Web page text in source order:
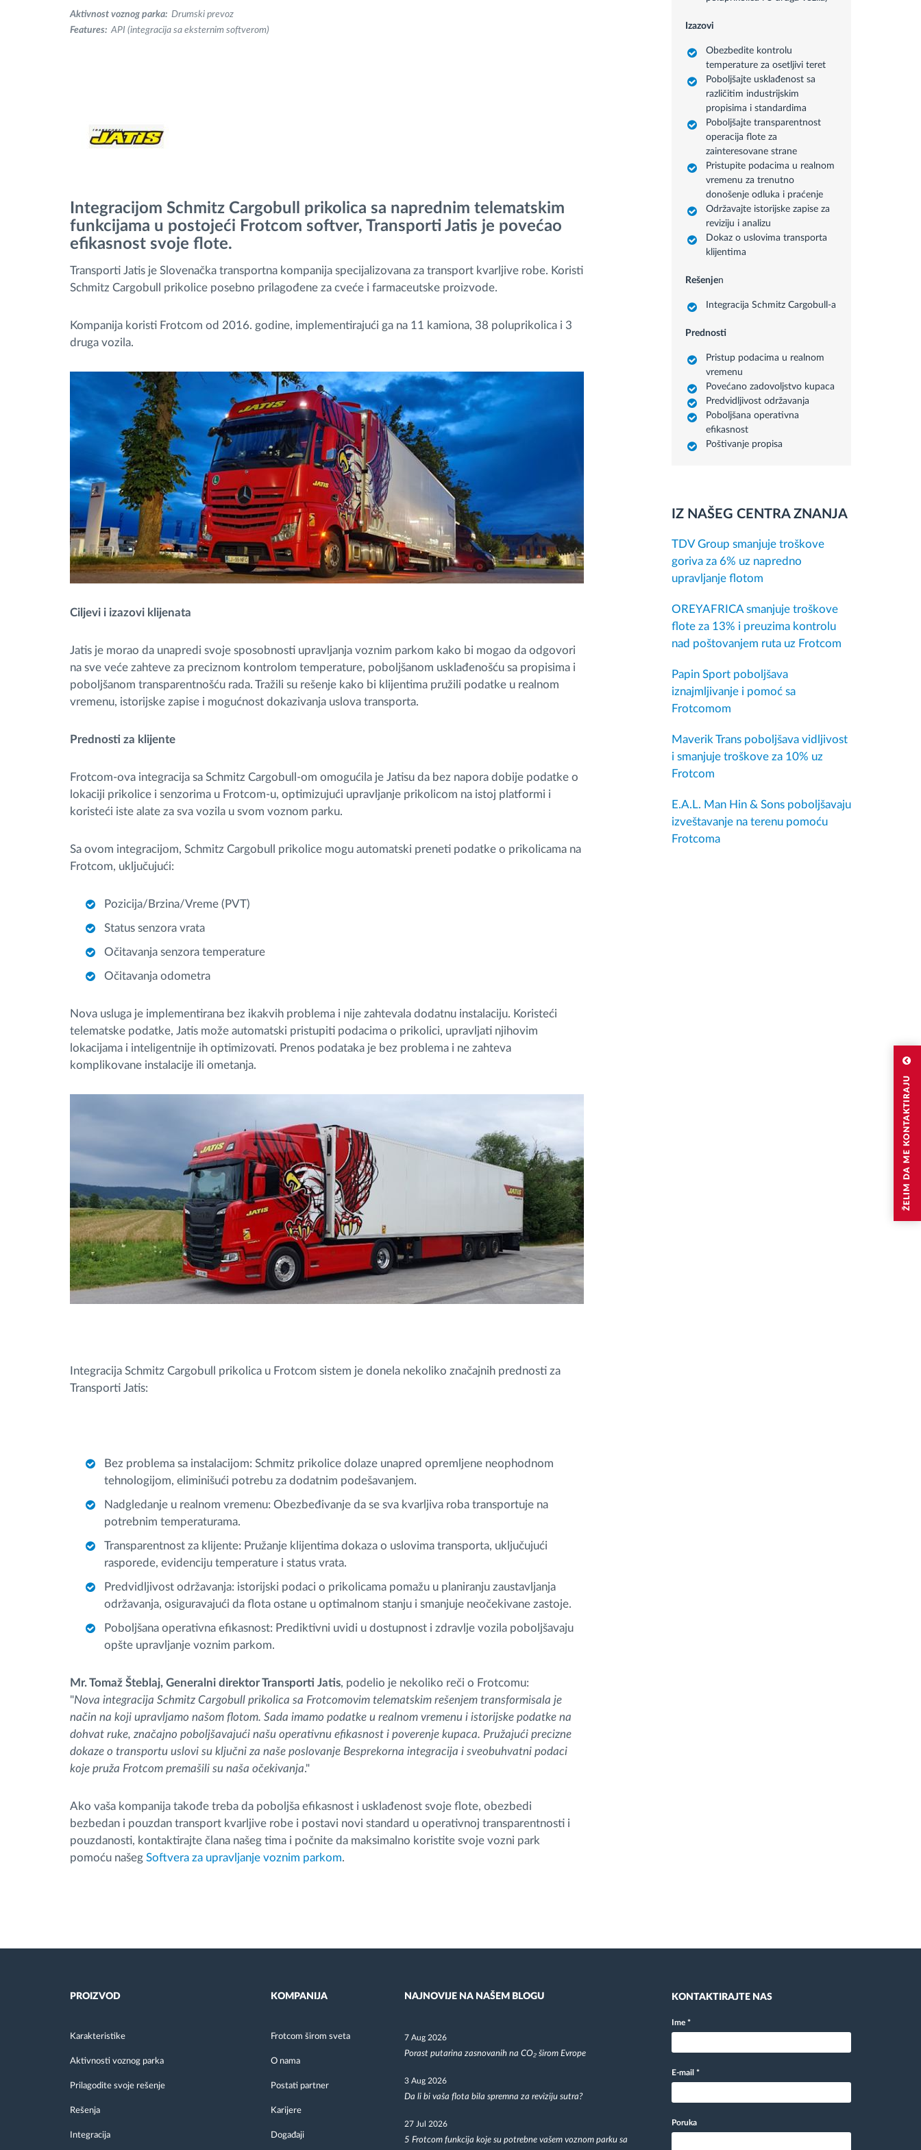
ŽELIM DA ME KONTAKTIRAJU
Upravljanje gorivom
Otkrijte sve funkcije
Aktivnost voznog parka: Drumski prevoz
Features: API (integracija sa eksternim softverom)
Integracijom Schmitz Cargobull prikolica sa naprednim telematskim
funkcijama u postojeći Frotcom softver, Transporti Jatis je povećao
efikasnost svoje flote.
Transporti Jatis je Slovenačka transportna kompanija specijalizovana za transport kvarljive robe. Koristi
Schmitz Cargobull prikolice posebno prilagođene za cveće i farmaceutske proizvode.
Kompanija koristi Frotcom od 2016. godine, implementirajući ga na 11 kamiona, 38 poluprikolica i 3
druga vozila.
Ciljevi i izazovi klijenata
Jatis je morao da unapredi svoje sposobnosti upravljanja voznim parkom kako bi mogao da odgovori
na sve veće zahteve za preciznom kontrolom temperature, poboljšanom usklađenošću sa propisima i
poboljšanom transparentnošću rada. Tražili su rešenje kako bi klijentima pružili podatke u realnom
vremenu, istorijske zapise i mogućnost dokazivanja uslova transporta.
Prednosti za klijente
Frotcom-ova integracija sa Schmitz Cargobull-om omogućila je Jatisu da bez napora dobije podatke o
lokaciji prikolice i senzorima u Frotcom-u, optimizujući upravljanje prikolicom na istoj platformi i
koristeći iste alate za sva vozila u svom voznom parku.
Sa ovom integracijom, Schmitz Cargobull prikolice mogu automatski preneti podatke o prikolicama na
Frotcom, uključujući:
Pozicija/Brzina/Vreme (PVT)
Status senzora vrata
Očitavanja senzora temperature
Očitavanja odometra
Nova usluga je implementirana bez ikakvih problema i nije zahtevala dodatnu instalaciju. Koristeći
telematske podatke, Jatis može automatski pristupiti podacima o prikolici, upravljati njihovim
lokacijama i inteligentnije ih optimizovati. Prenos podataka je bez problema i ne zahteva
komplikovane instalacije ili ometanja.
Integracija Schmitz Cargobull prikolica u Frotcom sistem je donela nekoliko značajnih prednosti za
Transporti Jatis:
Bez problema sa instalacijom: Schmitz prikolice dolaze unapred opremljene neophodnom
tehnologijom, eliminišući potrebu za dodatnim podešavanjem.
Nadgledanje u realnom vremenu: Obezbeđivanje da se sva kvarljiva roba transportuje na
potrebnim temperaturama.
Transparentnost za klijente: Pružanje klijentima dokaza o uslovima transporta, uključujući
rasporede, evidenciju temperature i status vrata.
Predvidljivost održavanja: istorijski podaci o prikolicama pomažu u planiranju zaustavljanja
održavanja, osiguravajući da flota ostane u optimalnom stanju i smanjuje neočekivane zastoje.
Poboljšana operativna efikasnost: Prediktivni uvidi u dostupnost i zdravlje vozila poboljšavaju
opšte upravljanje voznim parkom.
Mr. Tomaž Šteblaj, Generalni direktor Transporti Jatis, podelio je nekoliko reči o Frotcomu:
"Nova integracija Schmitz Cargobull prikolica sa Frotcomovim telematskim rešenjem transformisala je
način na koji upravljamo našom flotom. Sada imamo podatke u realnom vremenu i istorijske podatke na
dohvat ruke, značajno poboljšavajući našu operativnu efikasnost i poverenje kupaca. Pružajući precizne
dokaze o transportu uslovi su ključni za naše poslovanje Besprekorna integracija i sveobuhvatni podaci
koje pruža Frotcom premašili su naša očekivanja."
Ako vaša kompanija takođe treba da poboljša efikasnost i usklađenost svoje flote, obezbedi
bezbedan i pouzdan transport kvarljive robe i postavi novi standard u operativnoj transparentnosti i
pouzdanosti, kontaktirajte člana našeg tima i počnite da maksimalno koristite svoje vozni park
pomoću našeg Softvera za upravljanje voznim parkom.
Izazovi
Obezbedite kontrolu
temperature za osetljivi teret
Poboljšajte usklađenost sa
različitim industrijskim
propisima i standardima
Poboljšajte transparentnost
operacija flote za
zainteresovane strane
Pristupite podacima u realnom
vremenu za trenutno
donošenje odluka i praćenje
Održavajte istorijske zapise za
reviziju i analizu
Dokaz o uslovima transporta
klijentima
Rešenjen
Integracija Schmitz Cargobull-a
Prednosti
Pristup podacima u realnom
vremenu
Povećano zadovoljstvo kupaca
Predvidljivost održavanja
Poboljšana operativna
efikasnost
Poštivanje propisa
IZ NAŠEG CENTRA ZNANJA
TDV Group smanjuje troškove
goriva za 6% uz napredno
upravljanje flotom
OREYAFRICA smanjuje troškove
flote za 13% i preuzima kontrolu
nad poštovanjem ruta uz Frotcom
Papin Sport poboljšava
iznajmljivanje i pomoć sa
Frotcomom
Maverik Trans poboljšava vidljivost
i smanjuje troškove za 10% uz
Frotcom
E.A.L. Man Hin & Sons poboljšavaju
izveštavanje na terenu pomoću
Frotcoma
PROIZVOD
Karakteristike
Aktivnosti voznog parka
Prilagodite svoje rešenje
Rešenja
Integracija
KOMPANIJA
Frotcom širom sveta
O nama
Postati partner
Karijere
Događaji
NAJNOVIJE NA NAŠEM BLOGU
7 Aug 2026
Porast putarina zasnovanih na CO₂ širom Evrope
3 Aug 2026
Da li bi vaša flota bila spremna za reviziju sutra?
27 Jul 2026
5 Frotcom funkcija koje su potrebne vašem voznom parku sa
KONTAKTIRAJTE NAS
Ime *
E-mail *
Poruka